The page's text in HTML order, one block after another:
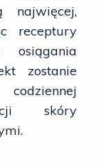
najwięcej,
receptury
zostanie
skóry